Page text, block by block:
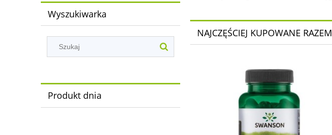
Wyszukiwarka
Produkt dnia
NAJCZĘŚCIEJ KUPOWANE RAZEM